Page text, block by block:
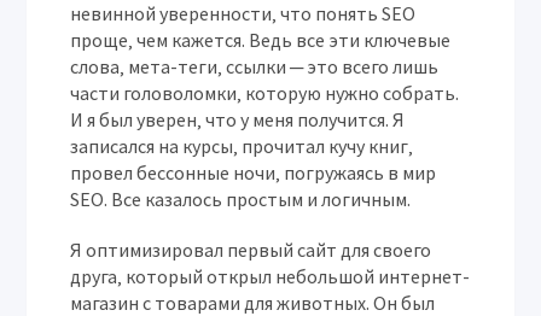
невинной уверенности‚ что понять SEO
проще‚ чем кажется. Ведь все эти ключевые
слова‚ мета-теги‚ ссылки ─ это всего лишь
части головоломки‚ которую нужно собрать.
И я был уверен‚ что у меня получится. Я
записался на курсы‚ прочитал кучу книг‚
провел бессонные ночи‚ погружаясь в мир
SEO. Все казалось простым и логичным.
Я оптимизировал первый сайт для своего
друга‚ который открыл небольшой интернет-
магазин с товарами для животных. Он был